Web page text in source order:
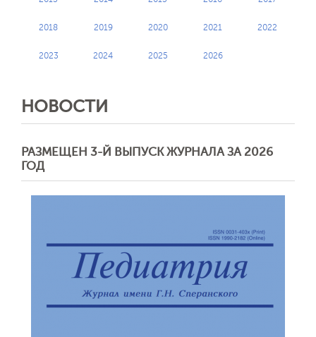
2018 2019 2020 2021 2022
2023 2024 2025 2026
НОВОСТИ
РАЗМЕЩЕН 3-Й ВЫПУСК ЖУРНАЛА ЗА 2026
ГОД